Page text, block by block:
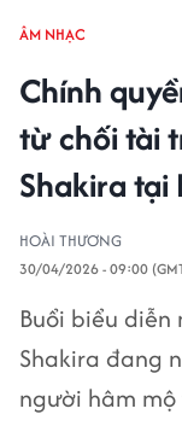
ÂM NHẠC
Chính
từ chối tài
Shakira tại
HOÀI THƯƠNG
30/04/2026 - 09:00
Buổi biểu
Shakira đang
người hâm